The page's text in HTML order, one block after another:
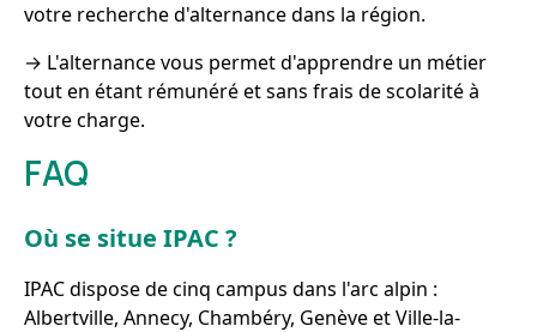
votre recherche d'alternance dans la région.
→ L'alternance vous permet d'apprendre un métier
tout en étant rémunéré et sans frais de scolarité à
votre charge.
FAQ
Où se situe IPAC ?
IPAC dispose de cinq campus dans l'arc alpin :
Albertville, Annecy, Chambéry, Genève et Ville-la-